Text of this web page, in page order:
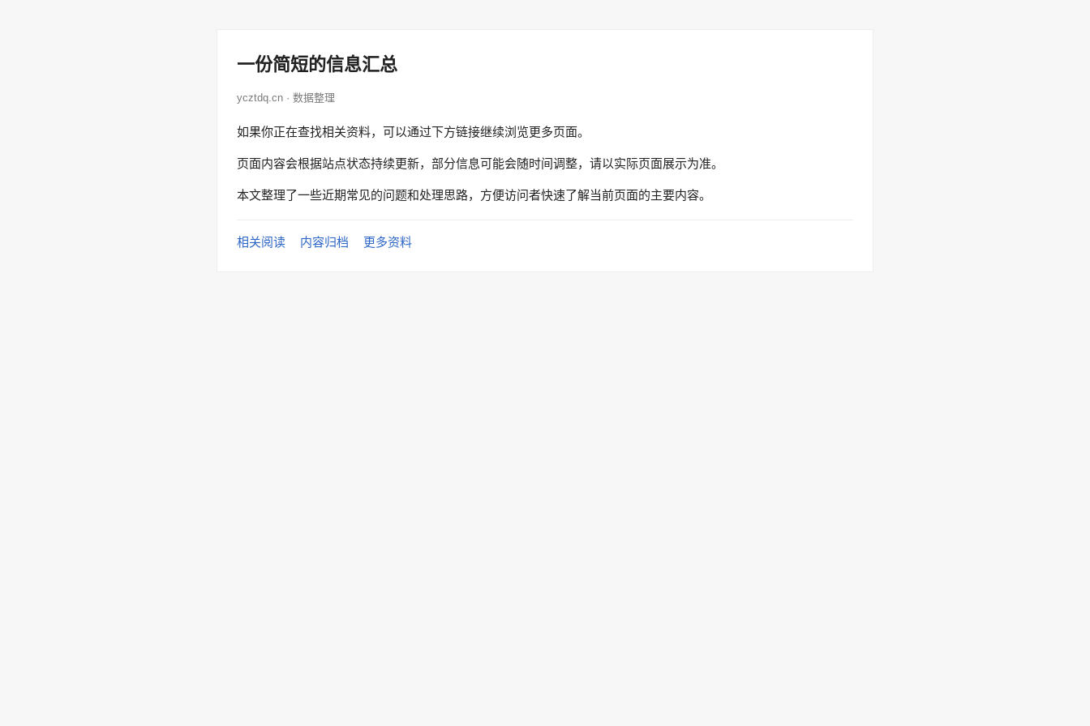
一份简短的信息汇总
ycztdq.cn · 数据整理
如果你正在查找相关资料，可以通过下方链接继续浏览更多页面。
页面内容会根据站点状态持续更新，部分信息可能会随时间调整，请以实际页面展示为准。
本文整理了一些近期常见的问题和处理思路，方便访问者快速了解当前页面的主要内容。
相关阅读 内容归档 更多资料